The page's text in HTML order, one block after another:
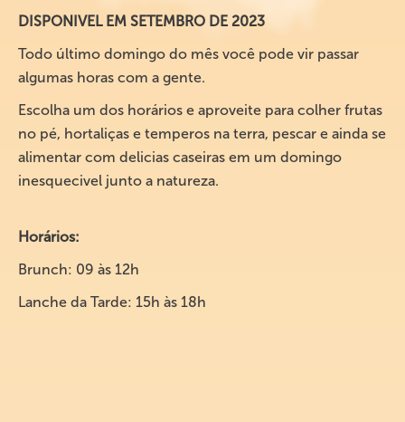
DISPONIVEL EM SETEMBRO DE 2023
Todo último domingo do mês você pode vir passar
algumas horas com a gente.
Escolha um dos horários e aproveite para colher frutas
no pé, hortaliças e temperos na terra, pescar e ainda se
alimentar com delicias caseiras em um domingo
inesquecivel junto a natureza.
Horários:
Brunch: 09 às 12h
Lanche da Tarde: 15h às 18h